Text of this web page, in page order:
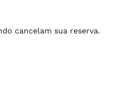
cancelam sua reserva.